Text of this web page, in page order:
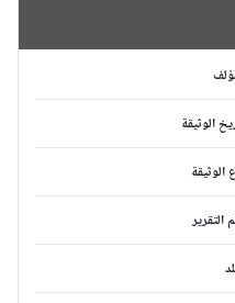
الوثيقة